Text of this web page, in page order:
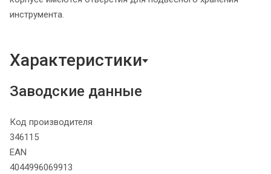
инструмента.
Характеристики
Заводские данные
Код производителя
346115
EAN
4044996069913